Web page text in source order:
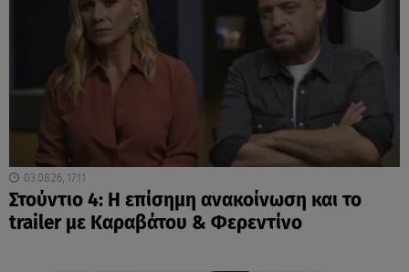
03.08.26, 17:11
Στούντιο 4: Η επίσημη ανακοίνωση και το
trailer με Καραβάτου & Φερεντίνο